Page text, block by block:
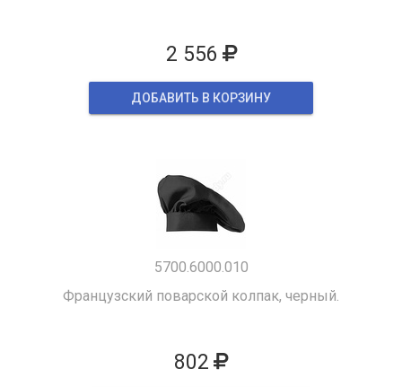
2 556
ДОБАВИТЬ В КОРЗИНУ
5700.6000.010
Французский поварской колпак, черный.
802